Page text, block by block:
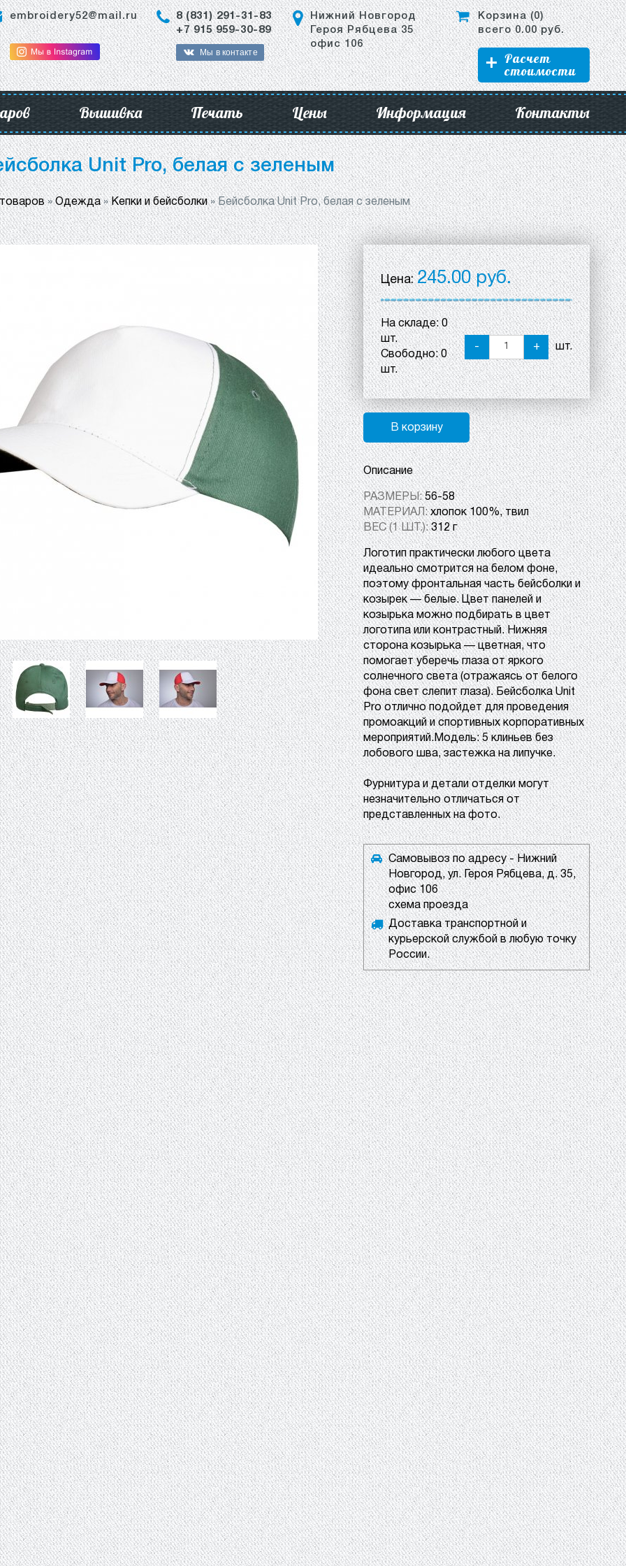
embroidery52@mail.ru
8 (831) 291-31-83
+7 915 959-30-89
Мы в контакте
Нижний Новгород
Героя Рябцева 35
офис 106
Корзина (0)
всего0.00руб.
Расчет
стоимости
Вышивка Печать Цены Информация Контакты
Unit Pro, белая с зеленым
»Одежда»Кепки и бейсболки»Бейсболка Unit Pro, белая с зеленым
Цена:245.00 руб.
На складе:0
шт.
Свободно:0
шт.
- + шт.
В корзину
Описание
РАЗМЕРЫ:56-58
МАТЕРИАЛ:хлопок 100%, твил
ВЕС (1 ШТ.):312 г
Логотип практически любого цвета
идеально смотрится на белом фоне,
поэтому фронтальная часть бейсболки и
козырек — белые. Цвет панелей и
козырька можно подбирать в цвет
логотипа или контрастный. Нижняя
сторона козырька — цветная, что
помогает уберечь глаза от яркого
солнечного света (отражаясь от белого
фона свет слепит глаза). Бейсболка Unit
Pro отлично подойдет для проведения
промоакций и спортивных корпоративных
мероприятий.Модель: 5 клиньев без
лобового шва, застежка на липучке.
Фурнитура и детали отделки могут
незначительно отличаться от
представленных на фото.
Самовывоз по адресу - Нижний
Новгород, ул. Героя Рябцева, д. 35,
офис 106
схема проезда
Доставка транспортной и
курьерской службой в любую точку
России.